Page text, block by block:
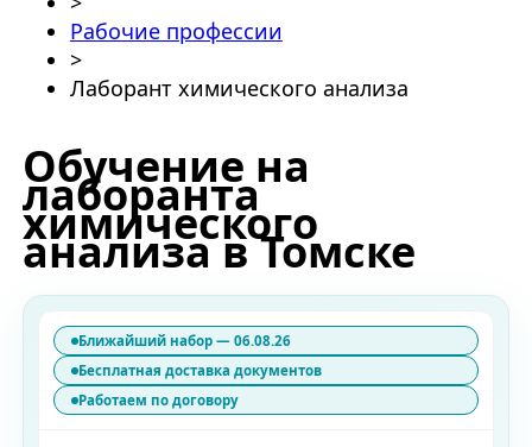
Рабочие профессии
>
Лаборант химического анализа
Обучение на
лаборанта
химического
анализа в Томске
Ближайший набор — 06.08.26
Бесплатная доставка документов
Работаем по договору